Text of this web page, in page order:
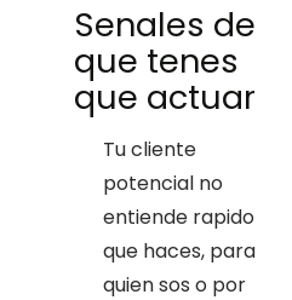
Senales de
que tenes
que actuar
Tu cliente
potencial no
entiende rapido
que haces, para
quien sos o por